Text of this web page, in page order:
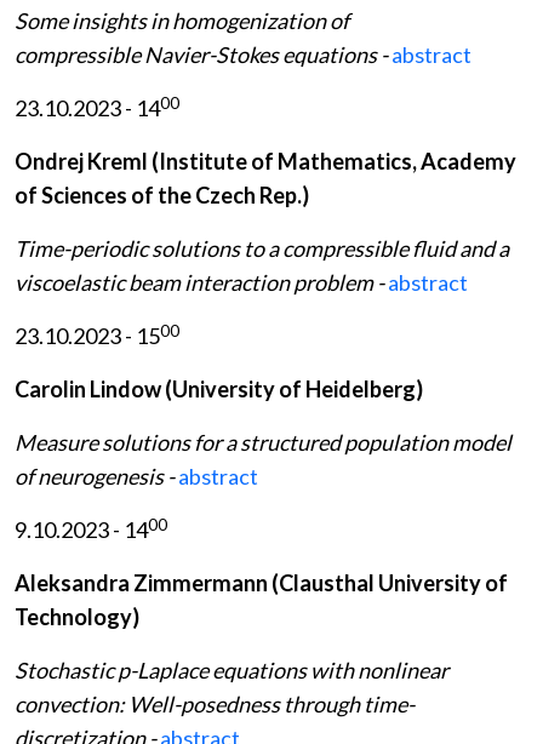
Some insights in homogenization of
compressible Navier-Stokes equations -abstract
23.10.2023 - 1400
Ondrej Kreml (Institute of Mathematics, Academy
of Sciences of the Czech Rep.)
Time-periodic solutions to a compressible fluid and a
viscoelastic beam interaction problem -abstract
23.10.2023 - 1500
Carolin Lindow (University of Heidelberg)
Measure solutions for a structured population model
of neurogenesis -abstract
9.10.2023 - 1400
Aleksandra Zimmermann (Clausthal University of
Technology)
Stochastic p-Laplace equations with nonlinear
convection: Well-posedness through time-
discretization -abstract